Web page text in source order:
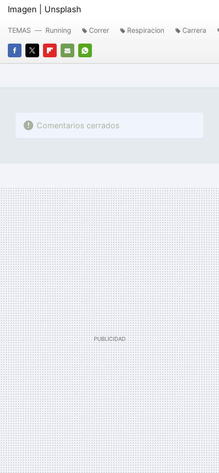
Imagen | Unsplash
FACEBOOK
TWITTERFLIPBOARD
E-
WHATSAPP
TEMAS Running Correr Respiracion Carrera
Comentarios cerrados